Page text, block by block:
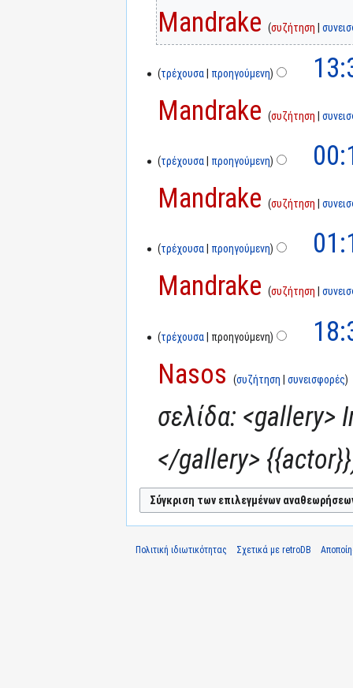
Mandrake
συζήτηση
τρέχουσα προηγούμενη
Mandrake
συζήτηση
τρέχουσα προηγούμενη
Mandrake
συζήτηση
τρέχουσα προηγούμενη
Mandrake
συζήτηση
τρέχουσα προηγούμενη
Nasos
συζήτηση συνεισφορές
σελίδα: <gallery>
</gallery> {{actor}}
Πολιτική ιδιωτικότητας Σχετικά με retroDB